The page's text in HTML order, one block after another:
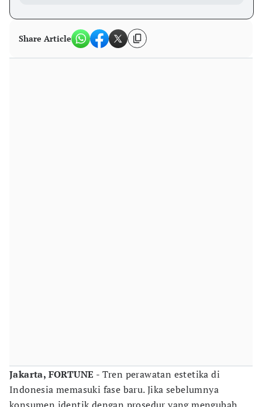
Share Article
Jakarta, FORTUNE - Tren perawatan estetika di
Indonesia memasuki fase baru. Jika sebelumnya